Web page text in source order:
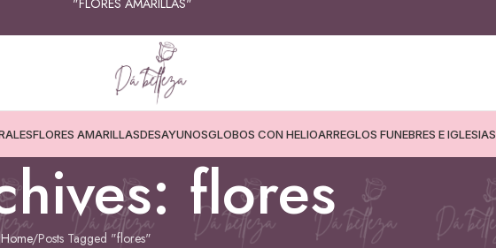
"FLORES AMARILLAS"
FLORES AMARILLASDESAYUNOSGLOBOS CON HELIOARREGLOS FUNEBRES E IGLESIAS
flores
Home Posts Tagged "flores"